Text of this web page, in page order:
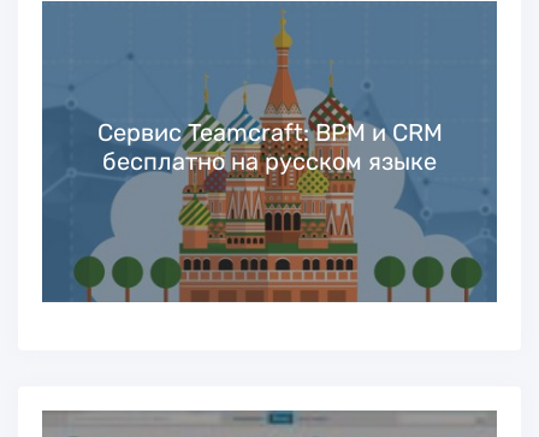
Сервис Teamcraft: BPM и CRM
бесплатно на русском языке